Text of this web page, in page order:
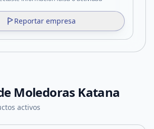
Reportar empresa
Moledoras Katana
activos